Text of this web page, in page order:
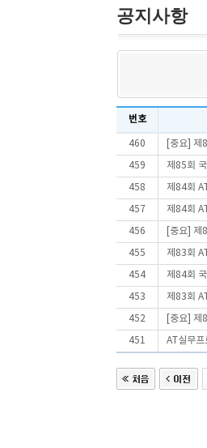
공지사항
번호
460 [중요] 제
459 제85회
458 제84회
457 제84회
456 [중요] 제
455 제83회
454 제84회
453 제83회
452 [중요] 제
451 AT실무